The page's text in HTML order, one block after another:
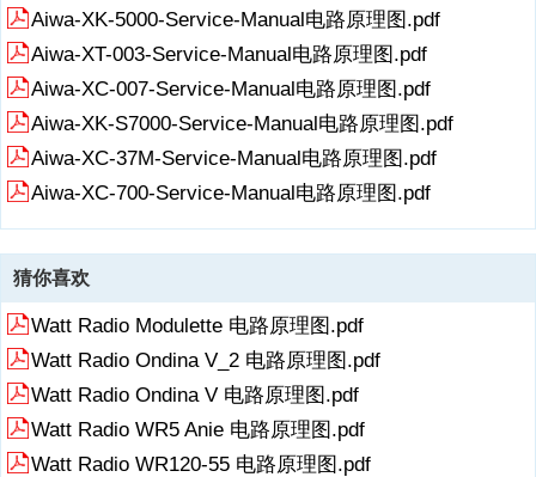
RadioFans.CN RadioFans.CN RadioFans.CN RadioFans.CN
RadioFans.CN RadioFans.CN RadioFans.CN RadioFans.CN
RadioFans.CN RadioFans.CN RadioFans.CN RadioFans.CN
RadioFans.CN
展开 阅读全文
Aiwa-XK-5000-Service-Manual电路原理图.pdf
Aiwa-XT-003-Service-Manual电路原理图.pdf
Aiwa-XC-007-Service-Manual电路原理图.pdf
Aiwa-XK-S7000-Service-Manual电路原理图.pdf
Aiwa-XC-37M-Service-Manual电路原理图.pdf
Aiwa-XC-700-Service-Manual电路原理图.pdf
猜你喜欢
Watt Radio Modulette 电路原理图.pdf
Watt Radio Ondina V_2 电路原理图.pdf
Watt Radio Ondina V 电路原理图.pdf
Watt Radio WR5 Anie 电路原理图.pdf
Watt Radio WR120-55 电路原理图.pdf